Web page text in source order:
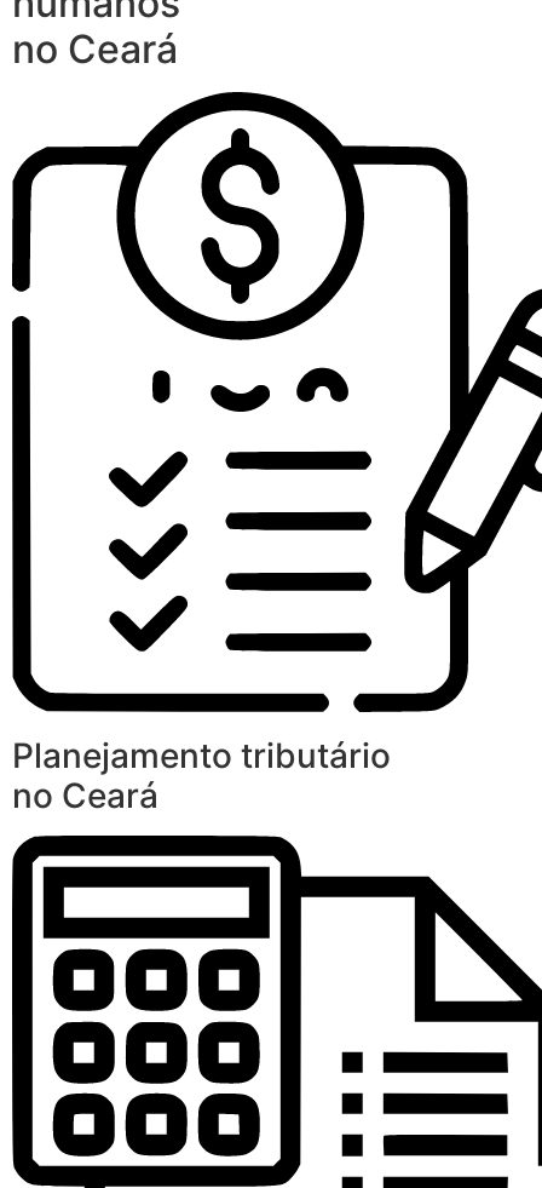
no Ceará
Planejamento tributário
no Ceará